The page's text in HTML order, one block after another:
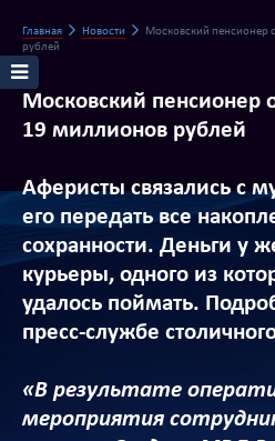
Главная Новости
Московский пенсионер
рублей
Московский пенсионер
19 миллионов рублей
Аферисты связались с
его передать все
сохранности. Деньги у
курьеры, одного из
удалось поймать.
пресс-службе
«В результате
мероприятия